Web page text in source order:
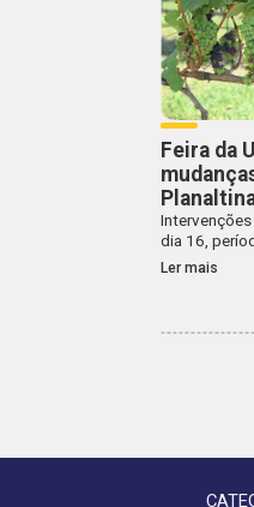
Feira da
dia 16,
Ler mais